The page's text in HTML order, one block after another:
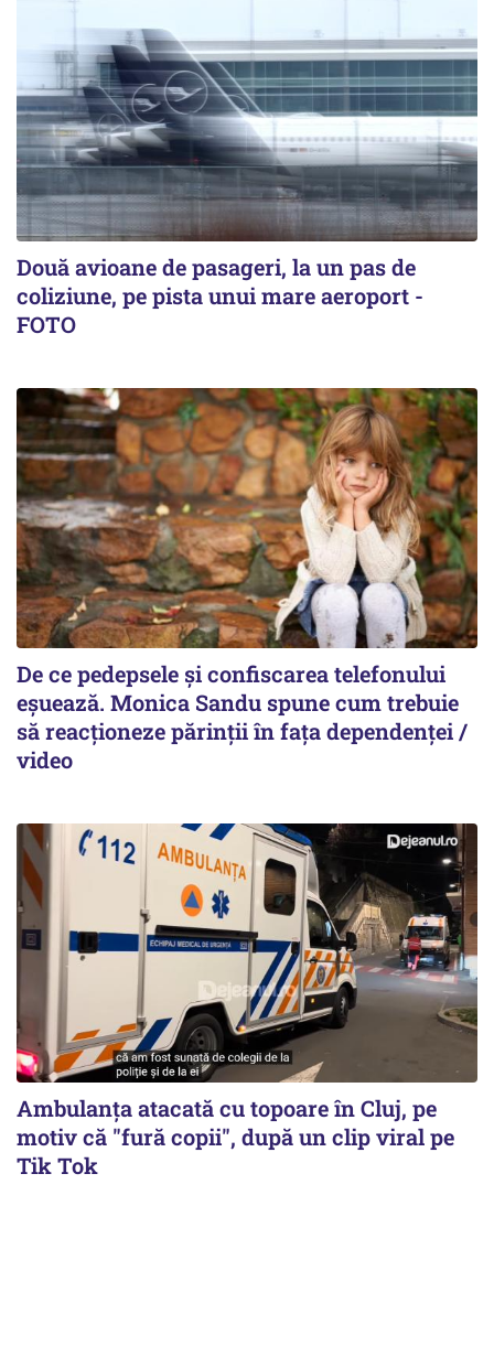
Două avioane de pasageri, la un pas de
coliziune, pe pista unui mare aeroport -
FOTO
De ce pedepsele și confiscarea telefonului
eșuează. Monica Sandu spune cum trebuie
să reacționeze părinții în fața dependenței /
video
Ambulanța atacată cu topoare în Cluj, pe
motiv că "fură copii", după un clip viral pe
Tik Tok